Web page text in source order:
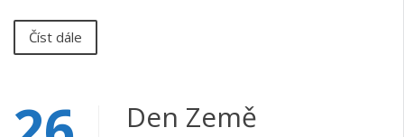
Číst dále
Den Země